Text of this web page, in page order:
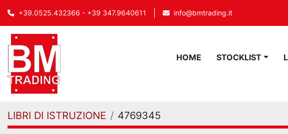
+39.0525.432366 - +39 347.9640611 info@bmtrading.it
HOME STOCKLIST
LIBRI DI ISTRUZIONE 4769345